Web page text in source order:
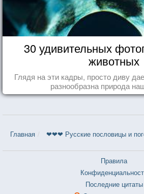
30 удивительных
животных
Глядя на эти кадры, просто диву
разнообразна природа
Главная ❤❤❤ Русские пословицы и
Правила
Последние цитаты